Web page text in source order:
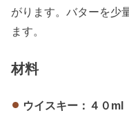
がります。バターを少
ます。
材料
ウイスキー：４０ml